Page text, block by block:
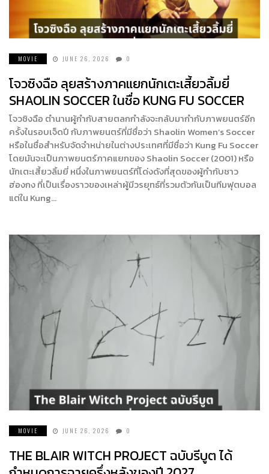
MOVIE JUNE 26, 2026 0
โจวซิงฉือ ลุยสร้างภาคแยกนักเตะเสี้ยวลิ้มยี่
SHAOLIN SOCCER ในชื่อ KUNG FU SOCCER
โจวซิงฉือ ตำนานผู้กำกับสายตลกกำลังจะกลับมากำกับภาพยนตร์อีก
ครั้งในรอบเจ็ดปี กับภาพยนตร์ที่มีชื่อว่า Shaolin Women’s Soccer
หรือในชื่อสำหรับจัดจำหน่ายในต่างประเทศที่มีชื่อว่า Kung Fu Soccer
โดยมันจะเป็นภาพยนตร์ภาคแยกของ Shaolin Soccer (2001) หรือ
นักเตะเสี้ยวลิ้มยี่ หนึ่งในภาพยนตร์ที่โด่งดังที่สุดของผู้กำกับชาว
ฮ่องกง ที่เป็นเรื่องราวของเหล่าผู้มีวรยุทธ์ที่รวมตัวกันเป็นทีมฟุตบอล
แต่ใน Kung…
MOVIE JUNE 26, 2026 0
THE BLAIR WITCH PROJECT ฉบับรีบูต ได้